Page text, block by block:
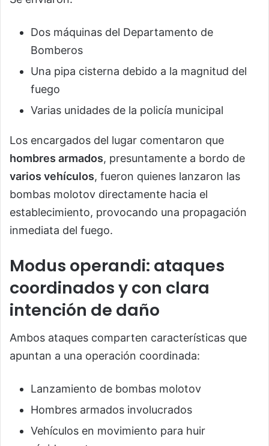
Dos máquinas del Departamento de
Bomberos
Una pipa cisterna debido a la magnitud del
fuego
Varias unidades de la policía municipal
Los encargados del lugar comentaron que
hombres armados, presuntamente a bordo de
varios vehículos, fueron quienes lanzaron las
bombas molotov directamente hacia el
establecimiento, provocando una propagación
inmediata del fuego.
Modus operandi: ataques
coordinados y con clara
intención de daño
Ambos ataques comparten características que
apuntan a una operación coordinada:
Lanzamiento de bombas molotov
Hombres armados involucrados
Vehículos en movimiento para huir